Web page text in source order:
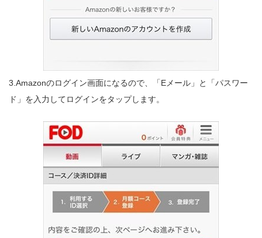
3.Amazonのログイン画面になるので、「Eメール」と「パスワー
ド」を入力してログインをタップします。